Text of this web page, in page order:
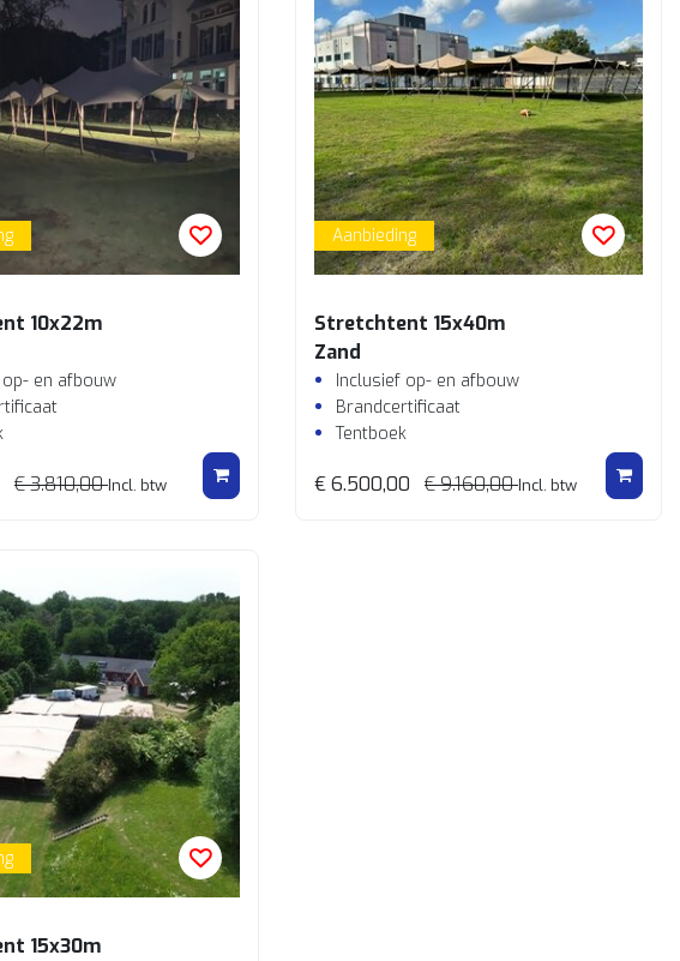
10x22m
en afbouw
€ 3.810,00Incl. btw
Aanbieding
Stretchtent 15x40m
Zand
Inclusief op- en afbouw
Brandcertificaat
Tentboek
€ 6.500,00 € 9.160,00Incl. btw
15x30m